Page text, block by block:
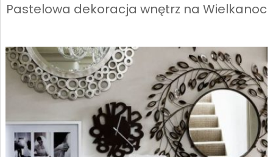
Pastelowa dekoracja wnętrz na Wielkanoc